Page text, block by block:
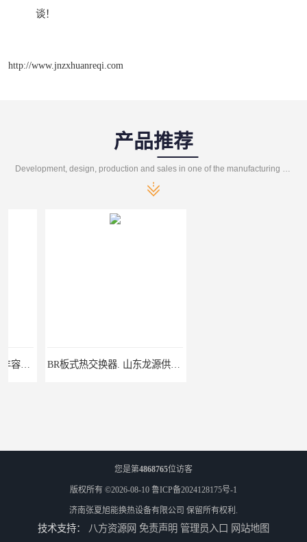
谈！
http://www.jnzxhuanreqi.com
产品推荐
BR板式热交换器. 山东龙源供热设备
您是第4868765位访客
版权所有 ©2026-08-10 鲁ICP备2024128175号-1
济南张夏旭能换热设备有限公司 保留所有权利.
技术支持： 八方资源网 免责声明 管理员入口 网站地图